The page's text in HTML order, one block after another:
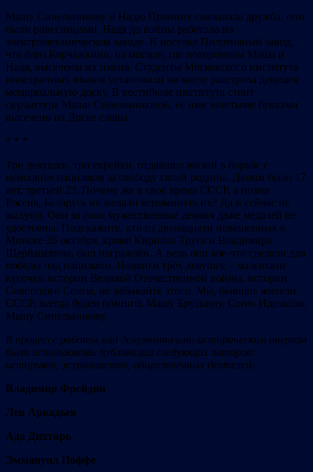
Машу Синельникову и Надю Пронину связывала дружба, они
были ровесницами. Надя до войны работала на
электромеханическом заводе. В поселке Полотняный завод,
что близ Корчажкино, на могиле, где похоронены Маша и
Надя, высечены их имена. Студенты Московского института
иностранных языков установили на месте расстрела девушек
мемориальную доску. В вестибюле института стоит
скульптура Маши Синельниковой, её имя золотыми буквами
высечено на Доске славы.
* * *
Три девушки, три еврейки, отдавшие жизни в борьбе с
немецким нацизмом за свободу своей родины. Двоим было 17
лет, третьей 23. Почему же в своё время СССР, а позже
Россия, Беларусь не желали вспоминать их? Да и сейчас не
жалуют. Они за свои мужественные деяния даже медалей не
удостоены. Подскажите, кто из двенадцати повешенных в
Минске 26 октября, кроме Кирилла Труса и Владимира
Щербацевича, был награждён. А ведь они кое-что сделали для
победы над нацизмом. Подвиги трёх девушек – маленькие
кусочки истории Великой Отечественной войны, истории
Советского Союза, не забывайте этого. Мы, бывшие жители
СССР, всегда будем помнить Машу Брускину, Соню Идельсон,
Машу Синельникову.
В процессе работы над документально-историческим очерком
были использованы публикации следующих авторов:
историков, журналистов, общественных деятелей:
Владимир Фрейдин
Лев Аркадьев
Ада Дихтярь
Эммануил Иоффе